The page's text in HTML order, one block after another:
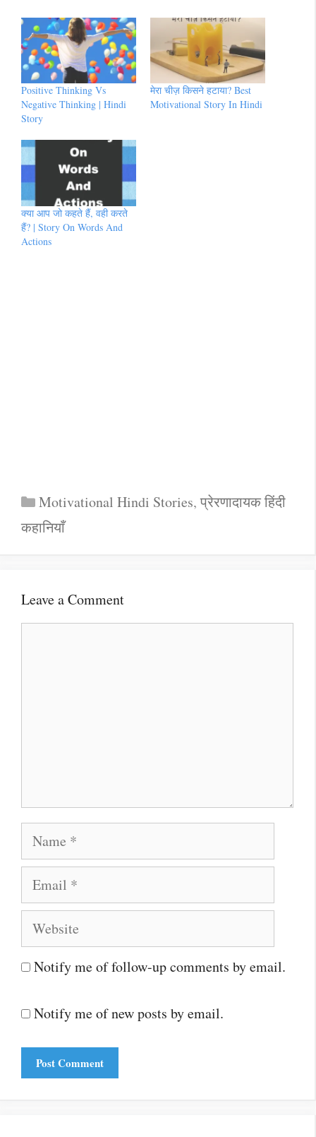
Positive Thinking Vs
Negative Thinking | Hindi
Story
मेरा चीज़ किसने हटाया? Best
Motivational Story In Hindi
क्या आप जो कहते हैं, वही करते
हैं? | Story On Words And
Actions
Categories
Motivational Hindi Stories,प्रेरणादायक हिंदी
कहानियाँ
Leave a Comment
Name
Email
Website
Notify me of follow-up comments by email.
Notify me of new posts by email.